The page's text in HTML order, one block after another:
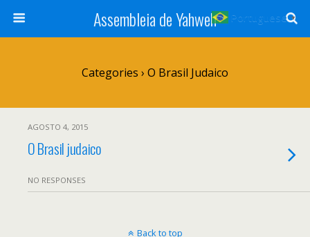
Assembleia de Yahweh
Categories › O Brasil Judaico
AGOSTO 4, 2015
O Brasil judaico
NO RESPONSES
Back to top
Portuguese ▼